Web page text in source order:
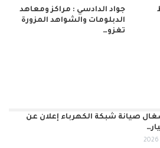
جواد الدادسي : مراكز ومعاهد
الدبلومات والشواهد المزورة
تغزو…
صيانة شبكة الكهرباء إعلان عن